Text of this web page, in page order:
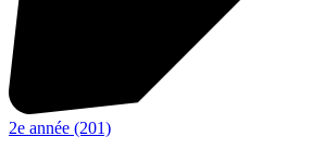
2e année (201)